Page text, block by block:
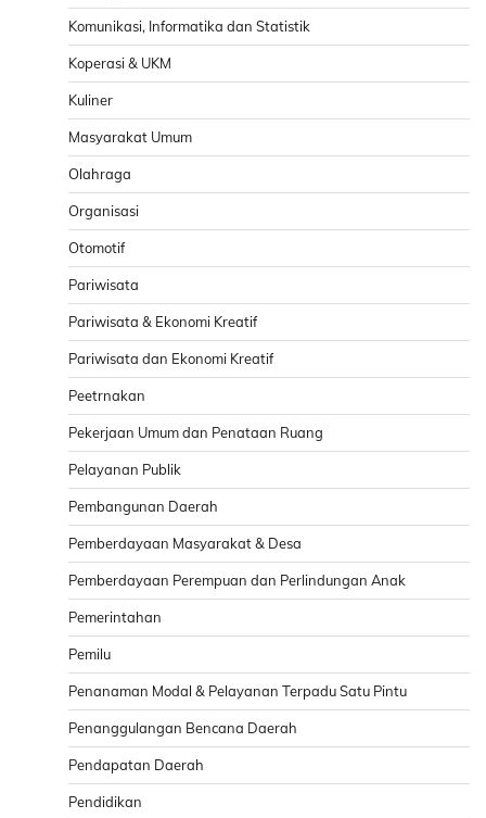
Komunikasi, Informatika dan Statistik
Koperasi & UKM
Kuliner
Masyarakat Umum
Olahraga
Organisasi
Otomotif
Pariwisata
Pariwisata & Ekonomi Kreatif
Pariwisata dan Ekonomi Kreatif
Peetrnakan
Pekerjaan Umum dan Penataan Ruang
Pelayanan Publik
Pembangunan Daerah
Pemberdayaan Masyarakat & Desa
Pemberdayaan Perempuan dan Perlindungan Anak
Pemerintahan
Pemilu
Penanaman Modal & Pelayanan Terpadu Satu Pintu
Penanggulangan Bencana Daerah
Pendapatan Daerah
Pendidikan